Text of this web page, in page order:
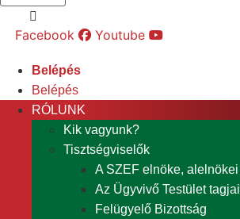
Facebook Youtube
Belépés
Belépés
RÓLUNK
Kik vagyunk?
Tisztségviselők
A SZEF elnöke, alelnökei
Az Ügyvivő Testület tagjai
Felügyelő Bizottság